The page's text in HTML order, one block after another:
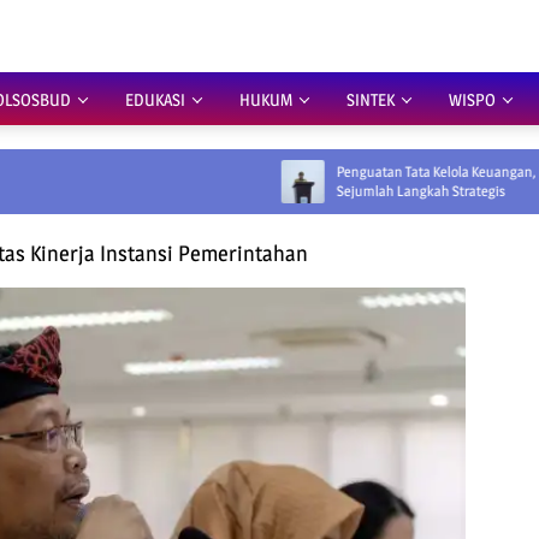
EDUKASI HUKUM SINTEK WISPO
Penguatan Tata Kelola Keuangan, Pemprov Siapkan
Sejumlah Langkah Strategis
Kinerja Instansi Pemerintahan